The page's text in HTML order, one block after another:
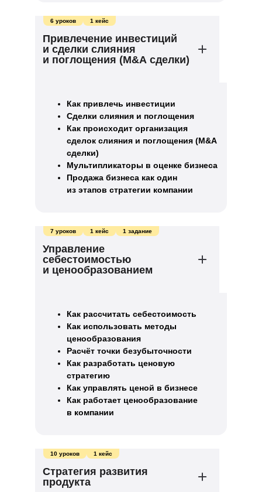
Привлечение инвестиций
и сделки слияния
и поглощения (M&A сделки)
6 уроков 1 кейс
Как привлечь инвестиции
Сделки слияния и поглощения
Как происходит организация
сделок слияния и поглощения (M&A
сделки)
Мультипликаторы в оценке бизнеса
Продажа бизнеса как один
из этапов стратегии компании
Управление
себестоимостью
и ценообразованием
7 уроков 1 кейс 1 задание
Как рассчитать себестоимость
Как использовать методы
ценообразования
Расчёт точки безубыточности
Как разработать ценовую
стратегию
Как управлять ценой в бизнесе
Как работает ценообразование
в компании
Стратегия развития
продукта
10 уроков 1 кейс